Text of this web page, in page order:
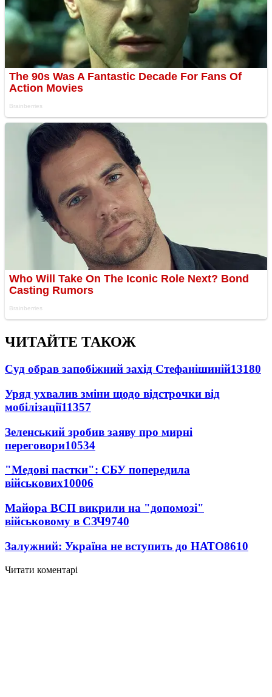
ЧИТАЙТЕ ТАКОЖ
Суд обрав запобіжний захід Стефанішиній13180
Уряд ухвалив зміни щодо відстрочки від
мобілізації11357
Зеленський зробив заяву про мирні
переговори10534
"Медові пастки": СБУ попередила
військових10006
Майора ВСП викрили на "допомозі"
військовому в СЗЧ9740
Залужний: Україна не вступить до НАТО8610
Читати коментарі